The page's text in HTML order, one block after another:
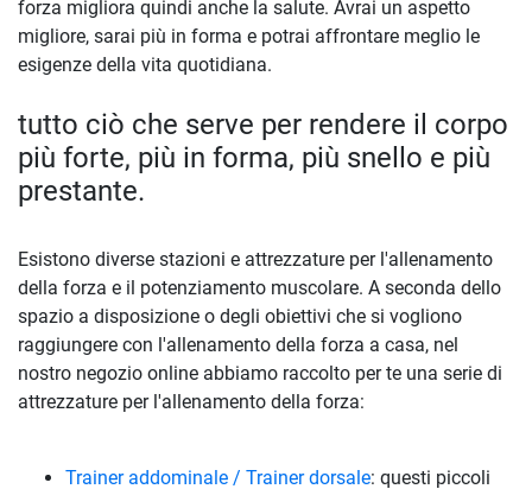
forza migliora quindi anche la salute. Avrai un aspetto
migliore, sarai più in forma e potrai affrontare meglio le
esigenze della vita quotidiana.
tutto ciò che serve per rendere il corpo
più forte, più in forma, più snello e più
prestante.
Esistono diverse stazioni e attrezzature per l'allenamento
della forza e il potenziamento muscolare. A seconda dello
spazio a disposizione o degli obiettivi che si vogliono
raggiungere con l'allenamento della forza a casa, nel
nostro negozio online abbiamo raccolto per te una serie di
attrezzature per l'allenamento della forza:
Trainer addominale / Trainer dorsale: questi piccoli